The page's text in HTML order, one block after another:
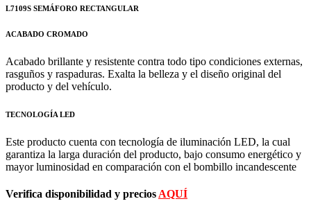
L7109S SEMÁFORO RECTANGULAR
ACABADO CROMADO
Acabado brillante y resistente contra todo tipo condiciones externas,
rasguños y raspaduras. Exalta la belleza y el diseño original del
producto y del vehículo.
TECNOLOGÍA LED
Este producto cuenta con tecnología de iluminación LED, la cual
garantiza la larga duración del producto, bajo consumo energético y
mayor luminosidad en comparación con el bombillo incandescente
Verifica disponibilidad y precios AQUÍ